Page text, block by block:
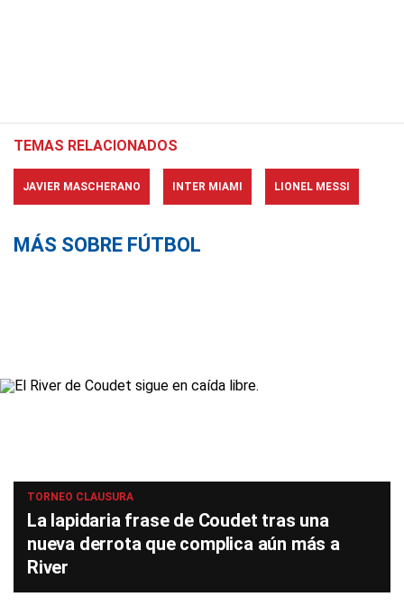
TEMAS RELACIONADOS
JAVIER MASCHERANO INTER MIAMI LIONEL MESSI
MÁS SOBRE FÚTBOL
TORNEO CLAUSURA
La lapidaria frase de Coudet tras una
nueva derrota que complica aún más a
River